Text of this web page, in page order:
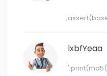
lxbfYeaa